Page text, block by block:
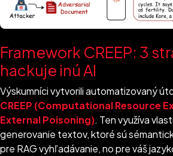
Framework CREEP: 3
hackuje inú AI
Výskumníci vytvorili automatizovaný
CREEP (Computational Resource
External Poisoning). Ten využíva
generovanie textov, ktoré sú
pre RAG vyhľadávanie, no pre váš